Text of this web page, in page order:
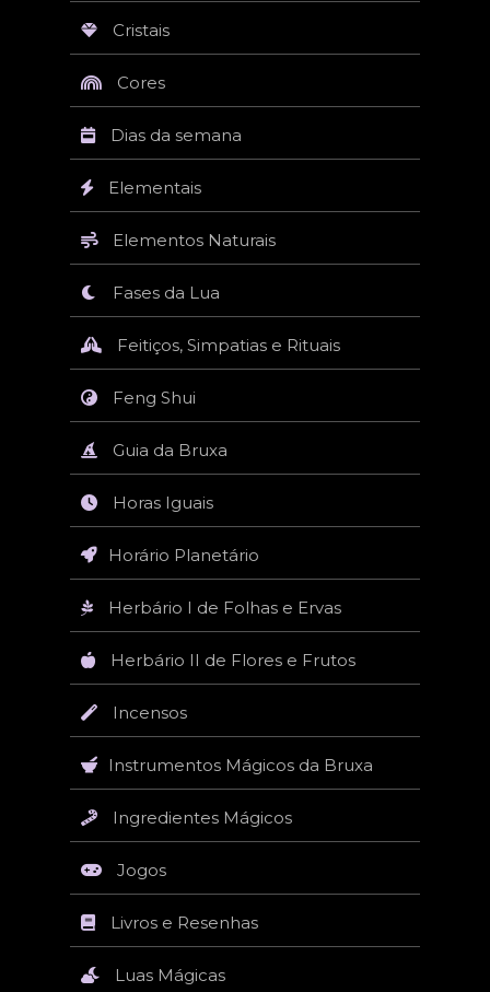
Cristais
Cores
Dias da semana
Elementais
Elementos Naturais
Fases da Lua
Feitiços, Simpatias e Rituais
Feng Shui
Guia da Bruxa
Horas Iguais
Horário Planetário
Herbário I de Folhas e Ervas
Herbário II de Flores e Frutos
Incensos
Instrumentos Mágicos da Bruxa
Ingredientes Mágicos
Jogos
Livros e Resenhas
Luas Mágicas